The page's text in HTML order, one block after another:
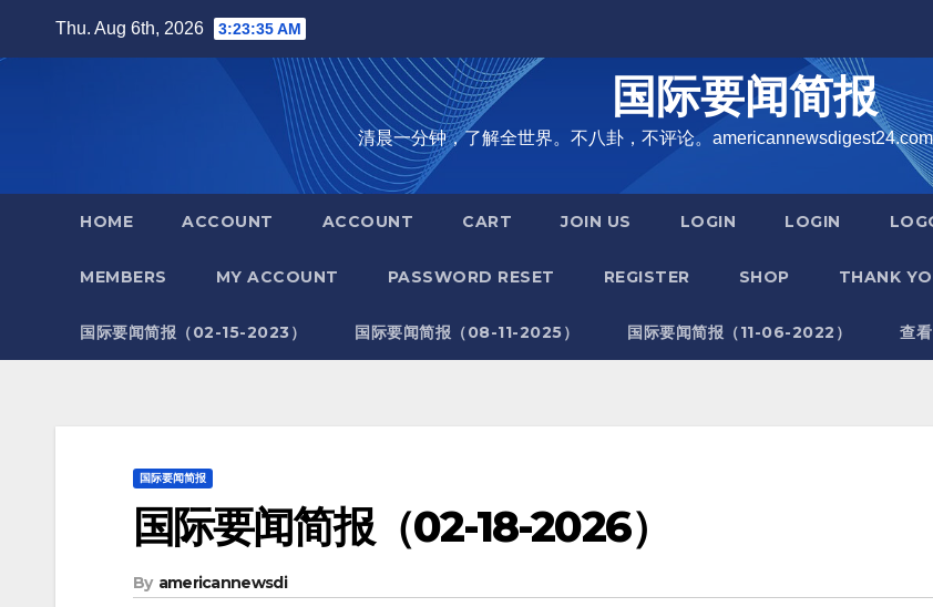
Thu. Aug 6th, 2026 3:23:37 AM
国际要闻简报
清晨一分钟，了解全世界。不八卦，不评论。
HOME ACCOUNT ACCOUNT CART JOIN US LOGIN LOGIN
MEMBERS MY ACCOUNT PASSWORD RESET REGISTER SHOP THANK
国际要闻简报（02-15-2023） 国际要闻简报（08-11-2025） 国际要闻简报（11-06-2022） 查看
国际要闻简报
国际要闻简报（02-18-2026）
By americannewsdi